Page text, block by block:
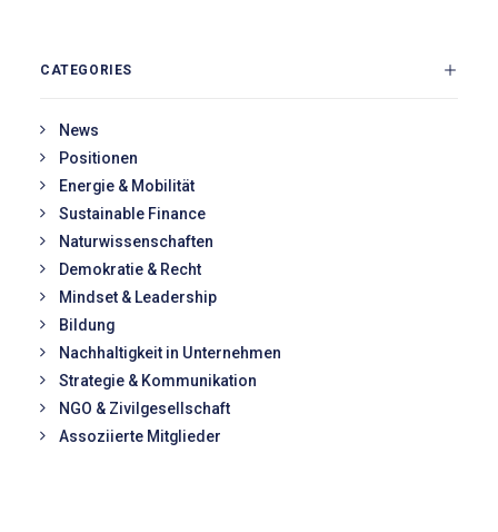
CATEGORIES
News
Positionen
Energie & Mobilität
Sustainable Finance
Naturwissenschaften
Demokratie & Recht
Mindset & Leadership
Bildung
Nachhaltigkeit in Unternehmen
Strategie & Kommunikation
NGO & Zivilgesellschaft
Assoziierte Mitglieder